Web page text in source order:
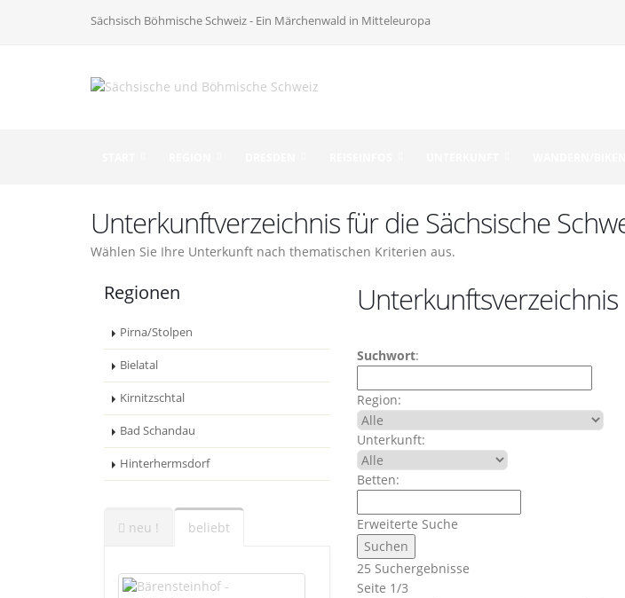
Sächsisch Böhmische Schweiz - Ein Märchenwald in Mitteleuropa
Unterkunftverzeichnis für die Sächsische
Wählen Sie Ihre Unterkunft nach thematischen Kriterien aus.
Regionen
Pirna/Stolpen
Bielatal
Kirnitzschtal
Bad Schandau
Hinterhermsdorf
neu ! beliebt
Unterkunftsverzeichnis
Suchwort:
Region:
Unterkunft:
Betten:
Erweiterte Suche
25 Suchergebnisse
Seite 1/3